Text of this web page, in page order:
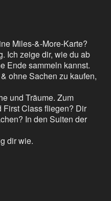
Miles-&-More-Karte?
Ich zeige dir, wie du ab
Ende sammeln kannst.
ohne Sachen zu kaufen,
und Träume. Zum
First Class fliegen? Dir
In den Suiten der
dir wie.